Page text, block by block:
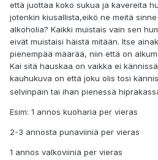
että juottaa koko sukua ja kavereita
jotenkin kiusallista,eikö ne meitä
alkoholia? Kaikki muistais vain sen
eivät muistaisi häistä mitään. Itse
pienempää määrää, niin että on
Kai sitä hauskaa on vaikka ei
kauhukuva on että joku olis tosi
selvinpäin tai ihan pienessä
Esim: 1 annos kuoharia per vieras
2-3 annosta punaviiniä per vieras
1 annos valkoviiniä per vieras